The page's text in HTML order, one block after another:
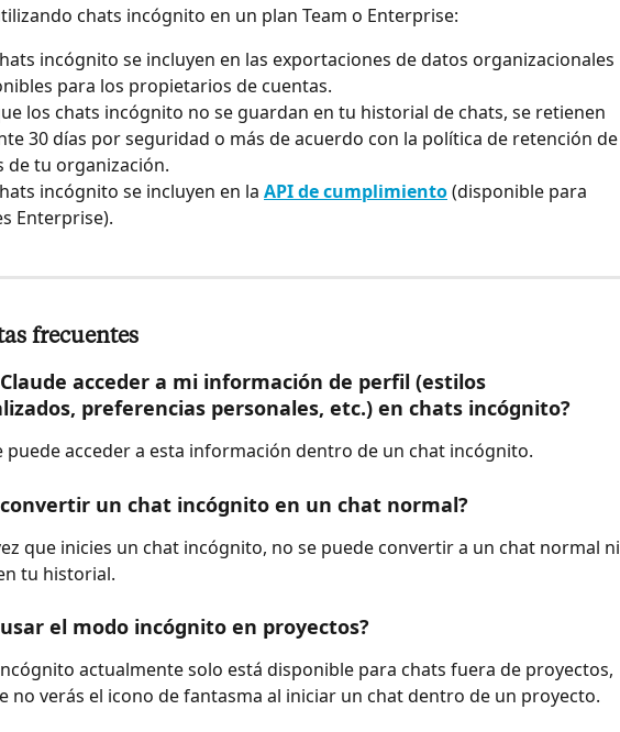
chats incógnito en un plan Team o Enterprise:
incógnito se incluyen en las exportaciones de datos organizacionales
para los propietarios de cuentas.
los chats incógnito no se guardan en tu historial de chats, se retienen
30 días por seguridad o más de acuerdo con la política de retención de
de tu organización.
incógnito se incluyen en la API de cumplimiento (disponible para
Enterprise).
frecuentes
acceder a mi información de perfil (estilos
preferencias personales, etc.) en chats incógnito?
puede acceder a esta información dentro de un chat incógnito.
convertir un chat incógnito en un chat normal?
que inicies un chat incógnito, no se puede convertir a un chat normal ni
tu historial.
el modo incógnito en proyectos?
actualmente solo está disponible para chats fuera de proyectos,
no verás el icono de fantasma al iniciar un chat dentro de un proyecto.